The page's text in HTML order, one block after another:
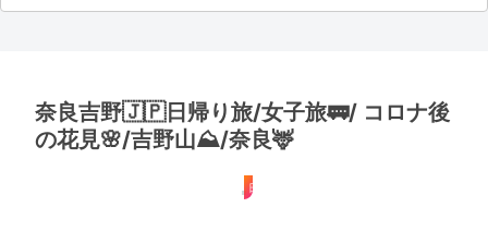
奈良吉野🇯🇵日帰り旅/女子旅🚃/ コロナ後
の花見🌸/吉野山⛰/奈良🦌
日帰り